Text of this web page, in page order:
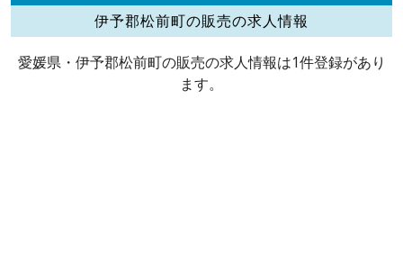
伊予郡松前町の販売の求人情報
愛媛県・伊予郡松前町の販売の求人情報は1件登録があり
ます。